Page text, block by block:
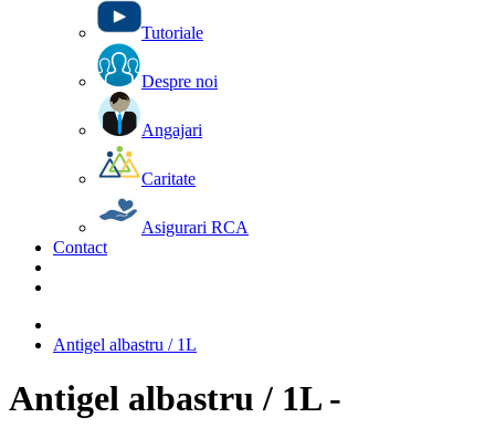
Tutoriale
Despre noi
Angajari
Caritate
Asigurari RCA
Contact
Antigel albastru / 1L
Antigel albastru / 1L -